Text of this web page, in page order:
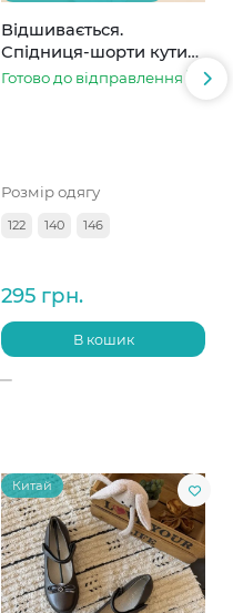
Відшивається.
Спідниця-шорти кутик
сіра в смужку
Готово до відправлення
Розмір одягу
122 140 146
295 грн.
В кошик
Китай